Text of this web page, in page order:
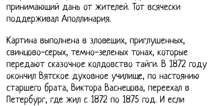
принимающий дань от жителей. Тот всячески
поддерживал Аполлинария.
Картина выполнена в зловещих, приглушенных,
свинцово-серых, темно-зеленых тонах, которые
передают сказочное колдовство тайги. В 1872 году
окончил Вятское духовное училище, по настоянию
старшего брата, Виктора Васнецова, переехал в
Петербург, где жил с 1872 по 1875 год. И если